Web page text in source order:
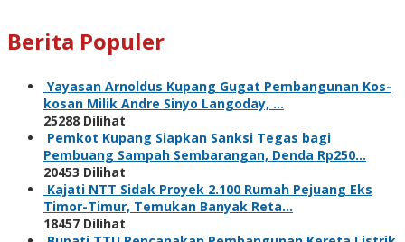
Berita Populer
Yayasan Arnoldus Kupang Gugat Pembangunan Kos-
kosan Milik Andre Sinyo Langoday, …
25288 Dilihat
Pemkot Kupang Siapkan Sanksi Tegas bagi
Pembuang Sampah Sembarangan, Denda Rp250…
20453 Dilihat
Kajati NTT Sidak Proyek 2.100 Rumah Pejuang Eks
Timor-Timur, Temukan Banyak Reta…
18457 Dilihat